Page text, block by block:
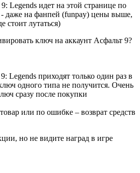
Legends идет на этой странице по
даже на фанпей (funpay) цены выше,
стоит лутаться)
ключ на аккаунт Асфальт 9?
Legends приходят только один раз в
одного типа не получится. Очень
сразу после покупки
или по ошибке – возврат средств
но не видите наград в игре